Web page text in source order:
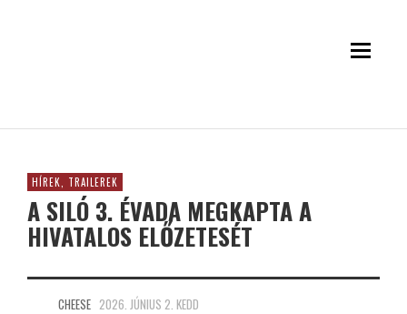
HÍREK, TRAILEREK
A SILÓ 3. ÉVADA MEGKAPTA A
HIVATALOS ELŐZETESÉT
CHEESE 2026. JÚNIUS 2. KEDD